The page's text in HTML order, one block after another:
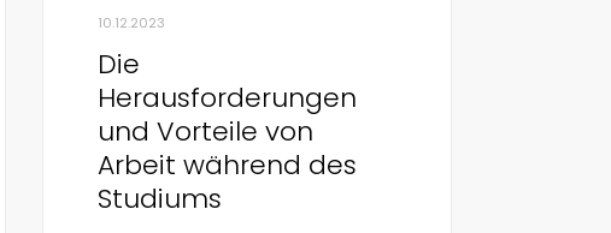
10.12.2023
Die
Herausforderungen
und Vorteile von
Arbeit während des
Studiums